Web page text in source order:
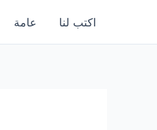
عامة اكتب لنا